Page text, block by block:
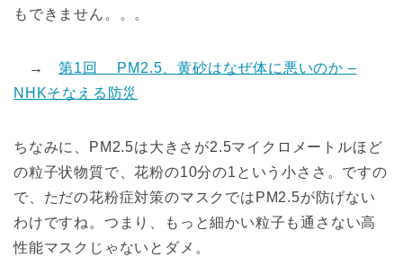
もできません。。。
→第1回 PM2.5、黄砂はなぜ体に悪いのか –
NHKそなえる防災
ちなみに、PM2.5は大きさが2.5マイクロメートルほど
の粒子状物質で、花粉の10分の1という小ささ。ですの
で、ただの花粉症対策のマスクではPM2.5が防げない
わけですね。つまり、もっと細かい粒子も通さない高
性能マスクじゃないとダメ。